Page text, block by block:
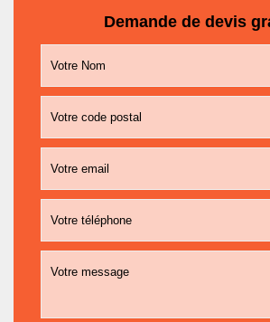
Demande de devis